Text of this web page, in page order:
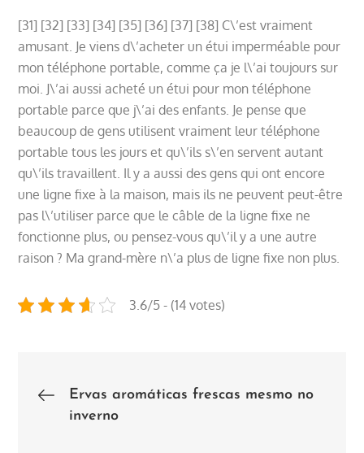
[31] [32] [33] [34] [35] [36] [37] [38] C\’est vraiment
amusant. Je viens d\’acheter un étui imperméable pour
mon téléphone portable, comme ça je l\’ai toujours sur
moi. J\’ai aussi acheté un étui pour mon téléphone
portable parce que j\’ai des enfants. Je pense que
beaucoup de gens utilisent vraiment leur téléphone
portable tous les jours et qu\’ils s\’en servent autant
qu\’ils travaillent. Il y a aussi des gens qui ont encore
une ligne fixe à la maison, mais ils ne peuvent peut-être
pas l\’utiliser parce que le câble de la ligne fixe ne
fonctionne plus, ou pensez-vous qu\’il y a une autre
raison ? Ma grand-mère n\’a plus de ligne fixe non plus.
3.6/5 - (14 votes)
Post
Ervas aromáticas frescas mesmo no
inverno